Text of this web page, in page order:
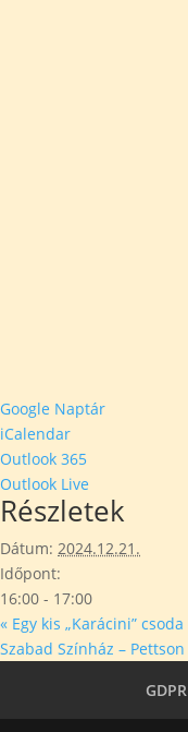
Google Naptár
iCalendar
Outlook 365
Outlook Live
Részletek
Dátum: 2024.12.21.
Időpont:
16:00 - 17:00
« Egy kis „Karácini”
Szabad Színház –